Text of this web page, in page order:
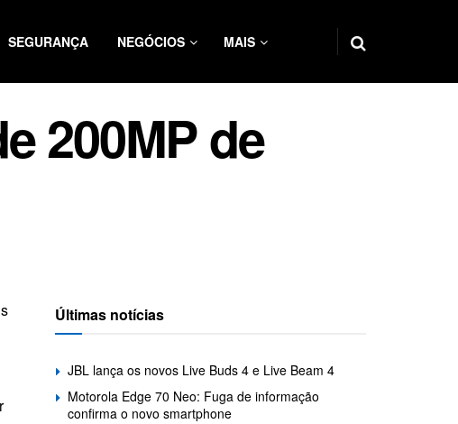
SEGURANÇA NEGÓCIOS MAIS
200MP de
Últimas notícias
JBL lança os novos Live Buds 4 e Live Beam 4
Motorola Edge 70 Neo: Fuga de informação
confirma o novo smartphone